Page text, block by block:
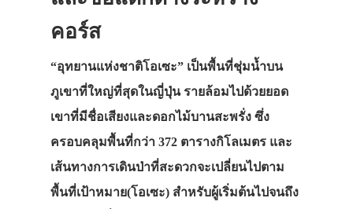
คอร์ส
“อุทยานแห่งชาติโอเซะ” เป็นพื้นที่ชุ่มน้ำบน
ภูเขาที่ใหญ่ที่สุดในญี่ปุ่น รายล้อมไปด้วยยอด
เขาที่มีชื่อเสียงและดอกไม้บานสะพรั่ง ซึ่ง
ครอบคลุมพื้นที่กว่า 372 ตารางกิโลเมตร และ
เส้นทางการเดินป่าที่สะดวกจะเปลี่ยนไปตาม
พื้นที่เป้าหมาย(โอเซะ) สำหรับผู้เริ่มต้นไปจนถึง
VIDEO
ภาพประทับใจ